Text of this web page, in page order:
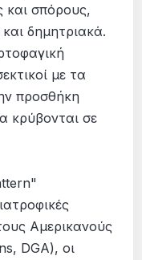
και σπόρους,
δημητριακά.
με τα
προσθήκη
κρύβονται σε
Αμερικανούς
DGA), οι